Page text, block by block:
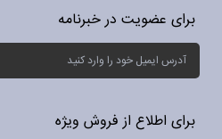
برای عضویت در خبرنامه
ثبت
برای
برای اطلاع از فروش ویژه